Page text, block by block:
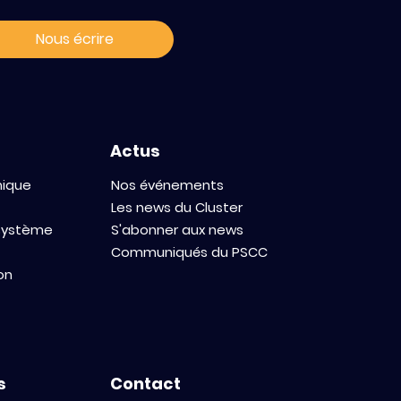
Nous écrire
Actus
Nos événements
Les news du Cluster
S'abonner aux news
Communiqués du PSCC
Contact